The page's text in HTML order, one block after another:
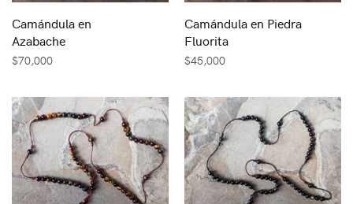
Camándula en
Azabache
$70,000
Camándula en Piedra
Fluorita
$45,000